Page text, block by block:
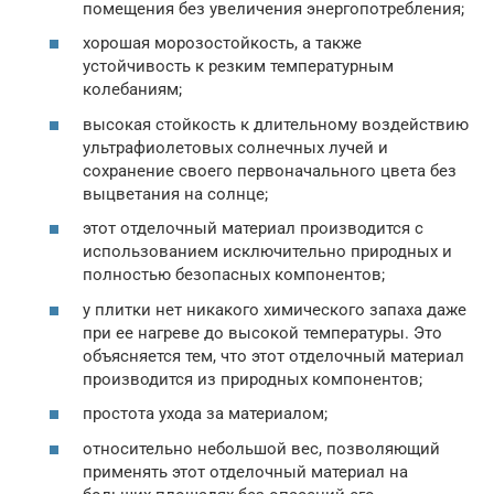
помещения без увеличения энергопотребления;
хорошая морозостойкость, а также
устойчивость к резким температурным
колебаниям;
высокая стойкость к длительному воздействию
ультрафиолетовых солнечных лучей и
сохранение своего первоначального цвета без
выцветания на солнце;
этот отделочный материал производится с
использованием исключительно природных и
полностью безопасных компонентов;
у плитки нет никакого химического запаха даже
при ее нагреве до высокой температуры. Это
объясняется тем, что этот отделочный материал
производится из природных компонентов;
простота ухода за материалом;
относительно небольшой вес, позволяющий
применять этот отделочный материал на